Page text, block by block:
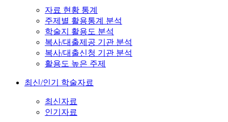
자료 현황 통계
주제별 활용통계 분석
학술지 활용도 분석
복사/대출제공 기관 분석
복사/대출신청 기관 분석
활용도 높은 주제
최신/인기 학술자료
최신자료
인기자료